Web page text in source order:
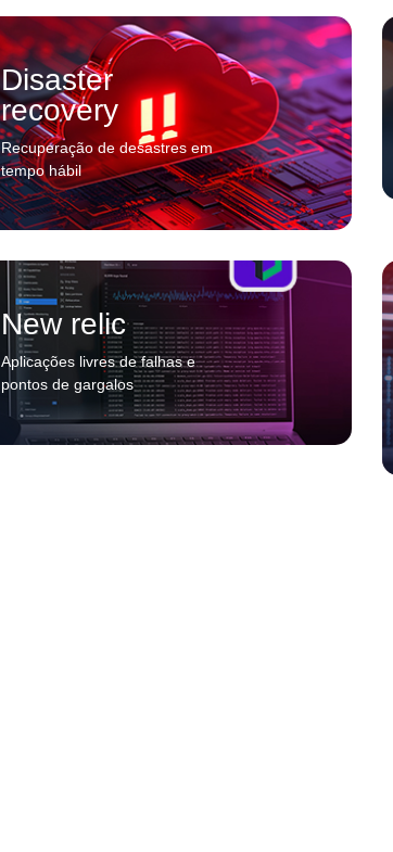
Disaster
recovery
Recuperação de desastres em
tempo hábil
New relic
Aplicações livres de falhas e
pontos de gargalos